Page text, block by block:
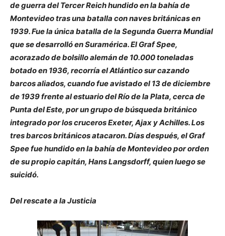
de guerra del Tercer Reich hundido en la bahía de
Montevideo tras una batalla con naves británicas en
1939. Fue la única batalla de la Segunda Guerra Mundial
que se desarrolló en Suramérica. El Graf Spee,
acorazado de bolsillo alemán de 10.000 toneladas
botado en 1936, recorría el Atlántico sur cazando
barcos aliados, cuando fue avistado el 13 de diciembre
de 1939 frente al estuario del Río de la Plata, cerca de
Punta del Este, por un grupo de búsqueda británico
integrado por los cruceros Exeter, Ajax y Achilles. Los
tres barcos británicos atacaron. Días después, el Graf
Spee fue hundido en la bahía de Montevideo por orden
de su propio capitán, Hans Langsdorff, quien luego se
suicidó.
Del rescate a la Justicia